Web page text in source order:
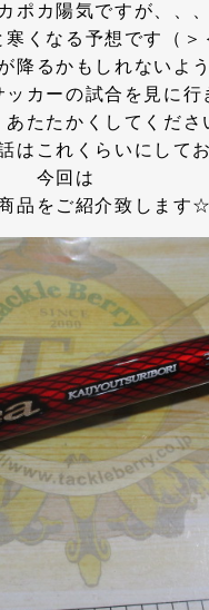
ポカ陽気ですが、、、
くなる予想です（＞
降るかもしれないよ
カーの試合を見に行
たたかくしてくださ
はこれくらいにして
今回は
品をご紹介致します☆